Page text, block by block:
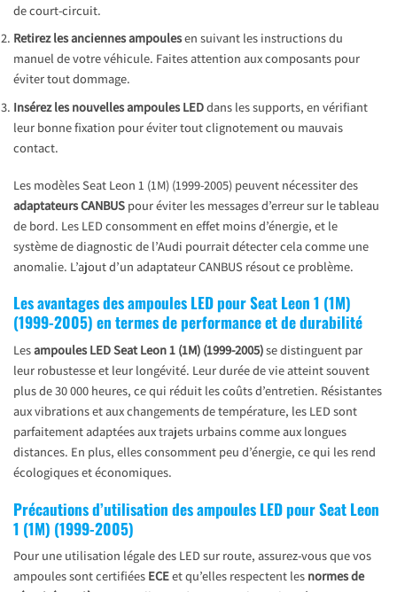
de court-circuit.
Retirez les anciennes ampoulesen suivant les instructions du
manuel de votre véhicule. Faites attention aux composants pour
éviter tout dommage.
Insérez les nouvelles ampoules LEDdans les supports, en vérifiant
leur bonne fixation pour éviter tout clignotement ou mauvais
contact.
Les modèles Seat Leon 1 (1M) (1999-2005) peuvent nécessiter des
adaptateurs CANBUS pour éviter les messages d’erreur sur le tableau
de bord. Les LED consomment en effet moins d’énergie, et le
système de diagnostic de l’Audi pourrait détecter cela comme une
anomalie. L’ajout d’un adaptateur CANBUS résout ce problème.
Les avantages des ampoules LED pour Seat Leon 1 (1M)
(1999-2005) en termes de performance et de durabilité
Lesampoules LED Seat Leon 1 (1M) (1999-2005)se distinguent par
leur robustesse et leur longévité. Leur durée de vie atteint souvent
plus de 30 000 heures, ce qui réduit les coûts d’entretien. Résistantes
aux vibrations et aux changements de température, les LED sont
parfaitement adaptées aux trajets urbains comme aux longues
distances. En plus, elles consomment peu d’énergie, ce qui les rend
écologiques et économiques.
Précautions d’utilisation des ampoules LED pour Seat Leon
1 (1M) (1999-2005)
Pour une utilisation légale des LED sur route, assurez-vous que vos
ampoules sont certifiées ECEet qu’elles respectent les normes de